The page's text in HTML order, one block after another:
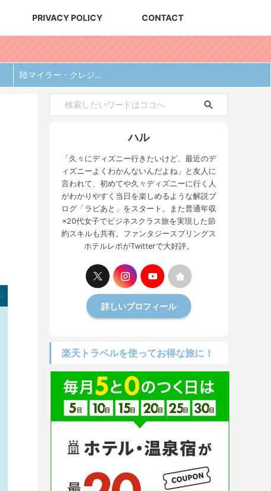
PRIVACY POLICY CONTACT
陸マイラー・クレジットカード
ハル
「久々にディズニー行きたいけど、最近のデ
ィズニーよくわかんないんだよね」と友人に
言われて、初めてや久々ディズニーに行く人
がわかりやすく当日を楽しめるような解説ブ
ログ「ラビあと」をスタート。また普通年収
×20代女子でビジネスクラス旅を実現した節
約スキルも共有。ファンタジースプリングス
ホテルレポがTwitterで大好評。
詳しいプロフィール
楽天トラベルを使ってお得な旅に！